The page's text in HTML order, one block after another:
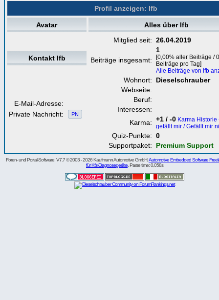
Profil anzeigen: lfb
Avatar
Alles über lfb
Mitglied seit: 26.04.2019
Beiträge insgesamt:
1
[0,00% aller Beiträge /
Beiträge pro Tag]
Alle Beiträge von lfb
Wohnort:
Dieselschrauber
Webseite:
Beruf:
Interessen:
Karma: +1 / -0 Karma Historie
gefällt mir / Gefällt mir
Quiz-Punkte: 0
Supportpaket:
Premium Support
Kontakt lfb
E-Mail-Adresse:
Private Nachricht:
PN
Foren- und Portal-Software: V7.7 © 2003 - 2026 Kaufmann Automotive GmbH,Automotive Embedded Software
für Kfz-Diagnosegeräte . Parse time: 0,058s